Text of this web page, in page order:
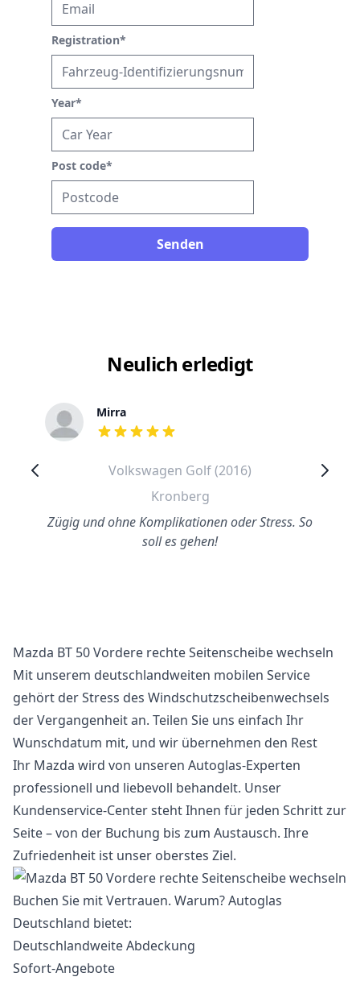
Registration*
Year*
Post code*
Senden
Neulich erledigt
Mirra
out of 5 stars
Volkswagen Golf (2016)
Kronberg
Zügig und ohne Komplikationen oder Stress. So
soll es gehen!
Mazda BT 50 Vordere rechte Seitenscheibe wechseln
Mit unserem deutschlandweiten mobilen Service
gehört der Stress des Windschutzscheibenwechsels
der Vergangenheit an. Teilen Sie uns einfach Ihr
Wunschdatum mit, und wir übernehmen den Rest
Ihr Mazda wird von unseren Autoglas-Experten
professionell und liebevoll behandelt. Unser
Kundenservice-Center steht Ihnen für jeden Schritt zur
Seite – von der Buchung bis zum Austausch. Ihre
Zufriedenheit ist unser oberstes Ziel.
Buchen Sie mit Vertrauen. Warum? Autoglas
Deutschland bietet:
Deutschlandweite Abdeckung
Sofort-Angebote